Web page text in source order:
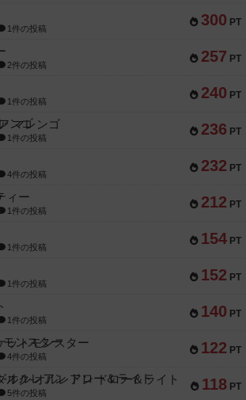
300 PT
1件の投稿
257 PT
2件の投稿
240 PT
1件の投稿
236 PT
マレンゴ
1件の投稿
232 PT
4件の投稿
212 PT
ィー
1件の投稿
154 PT
1件の投稿
152 PT
1件の投稿
140 PT
1件の投稿
122 PT
ットモンスター
4件の投稿
118 PT
ルク-オルレアン ドロー＆ライト
5件の投稿